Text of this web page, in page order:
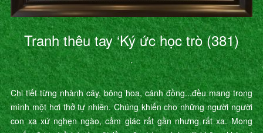
Tranh thêu tay ‘Ký ức học trò (381)
’
Chi tiết từng nhành cây, bông hoa, cánh đồng...đều mang trong
mình một hơi thở tự nhiên. Chúng khiến cho những người người
con xa xứ nghẹn ngào, cảm giác rất gần nhưng rất xa. Mong